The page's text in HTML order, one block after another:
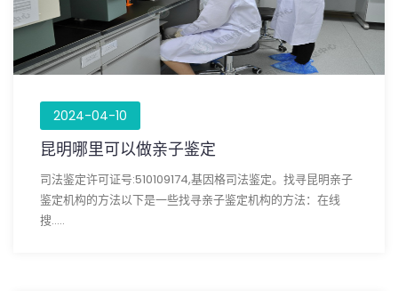
2024-04-10
昆明哪里可以做亲子鉴定
司法鉴定许可证号:510109174,基因格司法鉴定。找寻昆明亲子
鉴定机构的方法以下是一些找寻亲子鉴定机构的方法：在线
搜.....